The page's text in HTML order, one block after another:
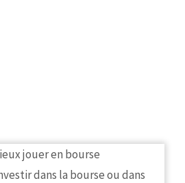
jouer en bourse
dans la bourse ou dans